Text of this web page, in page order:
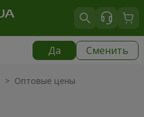
Да Сменить
> Оптовые цены